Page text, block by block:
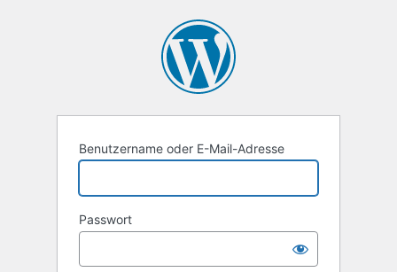
Benutzername oder E-Mail-Adresse
Passwort